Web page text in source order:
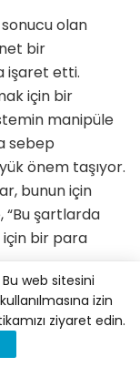
olan
bir
işaret etti.
için bir
manipüle
sebep
önem taşıyor.
bunun için
“Bu şartlarda
bir para
Kıdemli
Masası’na
web sitesini
izin
ziyaret edin.